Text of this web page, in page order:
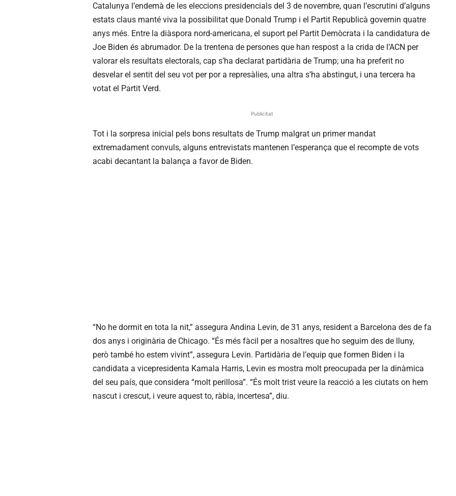
Catalunya l’endemà de les eleccions presidencials del 3 de novembre, quan l’escrutini d’alguns
estats claus manté viva la possibilitat que Donald Trump i el Partit Republicà governin quatre
anys més. Entre la diàspora nord-americana, el suport pel Partit Demòcrata i la candidatura de
Joe Biden és abrumador. De la trentena de persones que han respost a la crida de l’ACN per
valorar els resultats electorals, cap s’ha declarat partidària de Trump; una ha preferit no
desvelar el sentit del seu vot per por a represàlies, una altra s’ha abstingut, i una tercera ha
votat el Partit Verd.
Publicitat
Tot i la sorpresa inicial pels bons resultats de Trump malgrat un primer mandat
extremadament convuls, alguns entrevistats mantenen l’esperança que el recompte de vots
acabi decantant la balança a favor de Biden.
“No he dormit en tota la nit,” assegura Andina Levin, de 31 anys, resident a Barcelona des de fa
dos anys i originària de Chicago. “És més fàcil per a nosaltres que ho seguim des de lluny,
però també ho estem vivint”, assegura Levin. Partidària de l’equip que formen Biden i la
candidata a vicepresidenta Kamala Harris, Levin es mostra molt preocupada per la dinàmica
del seu país, que considera “molt perillosa”. “És molt trist veure la reacció a les ciutats on hem
nascut i crescut, i veure aquest to, ràbia, incertesa”, diu.